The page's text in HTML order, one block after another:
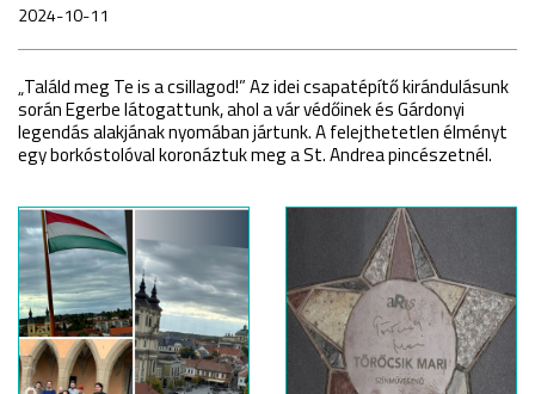
2024-10-11
„Találd meg Te is a csillagod!” Az idei csapatépítőkirándulásunk
során Egerbe látogattunk, ahol a vár védőinek és Gárdonyi
legendás alakjának nyomában jártunk. A felejthetetlen élményt
egy borkóstolóval koronáztuk meg a St. Andrea pincészetnél.